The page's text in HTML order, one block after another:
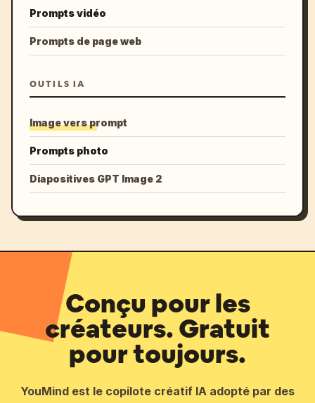
Prompts vidéo
Prompts de page web
OUTILS IA
Image vers prompt
Prompts photo
Diapositives GPT Image 2
Conçu pour les
créateurs. Gratuit
pour toujours.
YouMind est le copilote créatif IA adopté par des